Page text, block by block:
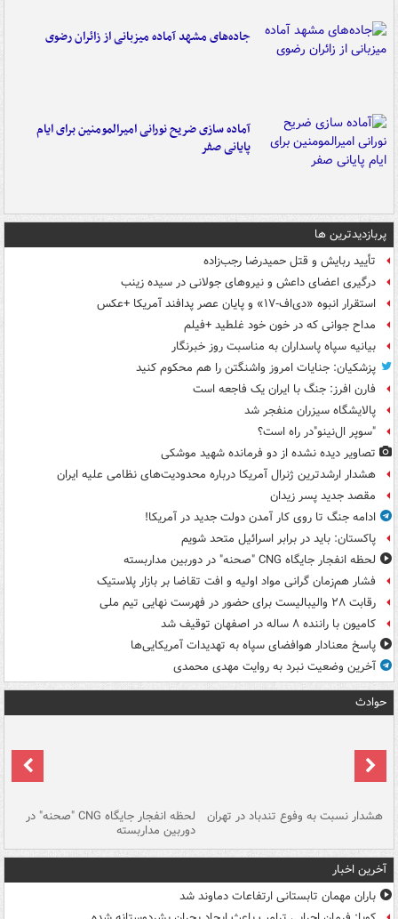
جاده‌های مشهد آماده میزبانی از زائران رضوی
آماده سازی ضریح نورانی امیرالمومنین برای ایام
پایانی صفر
پربازدیدترین ها
تأیید ربایش و قتل حمیدرضا رجب‌زاده
درگیری اعضای داعش و نیروهای جولانی در سیده زینب
استقرار انبوه «دی‌اف‑۱۷» و پایان عصر پدافند آمریکا +عکس
مداح جوانی که در خون خود غلطید +فیلم
بیانیه سپاه پاسداران به مناسبت روز خبرنگار
پزشکیان: جنایات امروز واشنگتن را هم محکوم کنید
فارن افرز: جنگ با ایران یک فاجعه است
پالایشگاه سیزران منفجر شد
"سوپر ال‌نینو"در راه است؟
تصاویر دیده‌ نشده از دو فرمانده شهید موشکی
هشدار ارشدترین ژنرال آمریکا درباره محدودیت‌های نظامی علیه ایران
مقصد جدید پسر زیدان
ادامه جنگ تا روی کار آمدن دولت جدید در آمریکا!
پاکستان: باید در برابر اسرائیل متحد شویم
لحظه انفجار جایگاه CNG "صحنه" در دوربین مداربسته
فشار هم‌زمان گرانی مواد اولیه و افت تقاضا بر بازار پلاستیک
رقابت ۲۸ والیبالیست برای حضور در فهرست نهایی تیم ملی
کامیون با راننده ۸ ساله در اصفهان توقیف شد
پاسخ معنادار هوافضای سپاه به تهدیدات آمریکایی‌ها
آخرین وضعیت نبرد به روایت مهدی محمدی
حوادث
هشدار نسبت به وفوع تندباد در تهران لحظه انفجار جایگاه CNG "صحنه" در
دوربین مداربسته
آخرین اخبار
باران مهمان تابستانی ارتفاعات دماوند شد